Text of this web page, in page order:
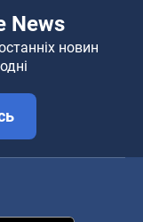
News
новин